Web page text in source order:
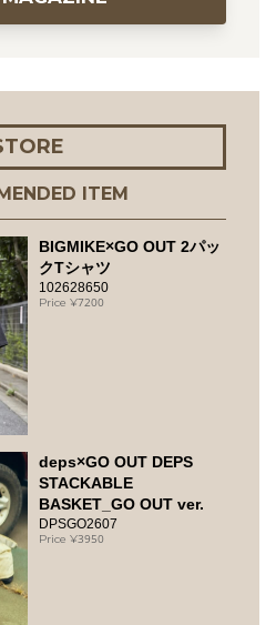
ITEM
BIGMIKE×GO OUT 2パッ
クTシャツ
102628650
7200
deps×GO OUT DEPS
STACKABLE
BASKET_GO OUT ver.
DPSGO2607
3950